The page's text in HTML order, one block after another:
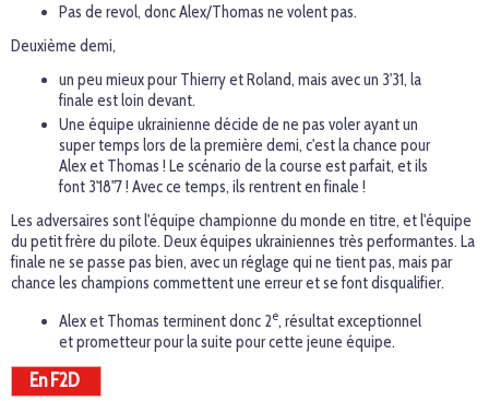
Pas de revol, donc Alex/Thomas ne volent pas.
Deuxième demi,
un peu mieux pour Thierry et Roland, mais avec un 3'31, la
finale est loin devant.
Une équipe ukrainienne décide de ne pas voler ayant un
super temps lors de la première demi, c'est la chance pour
Alex et Thomas ! Le scénario de la course est parfait, et ils
font 3'18"7 ! Avec ce temps, ils rentrent en finale !
Les adversaires sont l'équipe championne du monde en titre, et l'équipe
du petit frère du pilote. Deux équipes ukrainiennes très performantes. La
finale ne se passe pas bien, avec un réglage qui ne tient pas, mais par
chance les champions commettent une erreur et se font disqualifier.
Alex et Thomas terminent donc 2e, résultat exceptionnel
et prometteur pour la suite pour cette jeune équipe.
En F2D